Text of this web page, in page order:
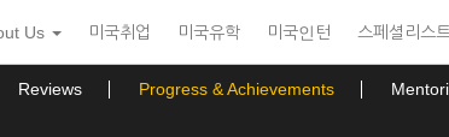
Us 미국취업 미국유학 미국인턴 스페셜리스
Reviews Progress & Achievements